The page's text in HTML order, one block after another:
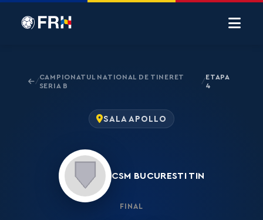
/
CAMPIONATUL NATIONAL DE TINERET
SERIA B
/
ETAPA
4
SALA APOLLO
CSM BUCURESTI TIN
FINAL